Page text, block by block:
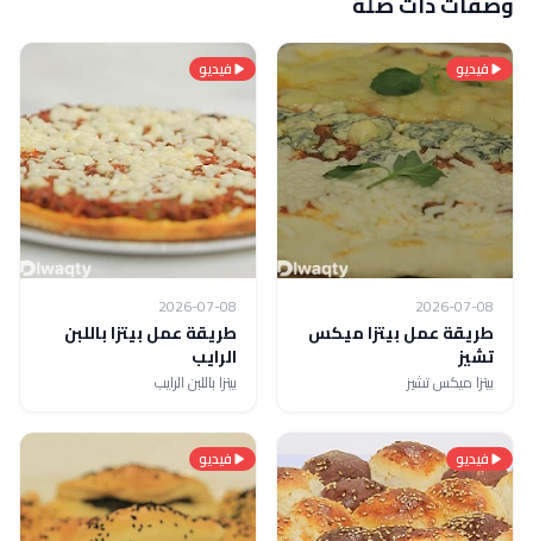
فيديو
2026-07-08
طريقة عمل بيتزا ميكس
تشيز
بيتزا ميكس تشيز
فيديو
2026-07-08
طريقة عمل بيتزا باللبن
الرايب
بيتزا باللبن الرايب
فيديو فيديو